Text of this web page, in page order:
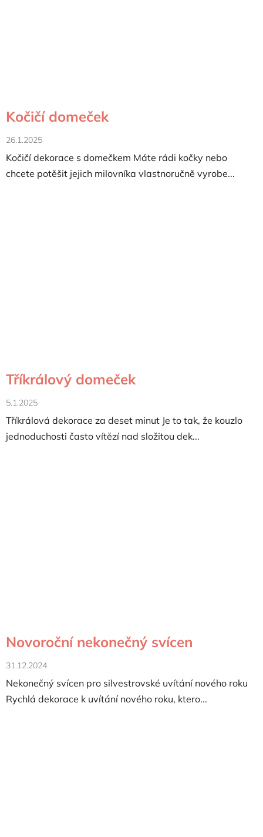
Kočičí domeček
26.1.2025
Kočičí dekorace s domečkem Máte rádi kočky nebo
chcete potěšit jejich milovníka vlastnoručně vyrobe...
Tříkrálový domeček
5.1.2025
Tříkrálová dekorace za deset minut Je to tak, že kouzlo
jednoduchosti často vítězí nad složitou dek...
Novoroční nekonečný svícen
31.12.2024
Nekonečný svícen pro silvestrovské uvítání nového roku
Rychlá dekorace k uvítání nového roku, ktero...